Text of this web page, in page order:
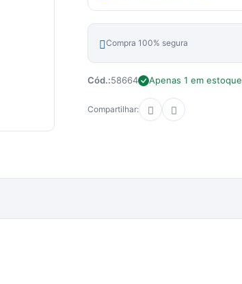
Compra 100% segura
Cód.:58664 Apenas 1 em estoque
Compartilhar: